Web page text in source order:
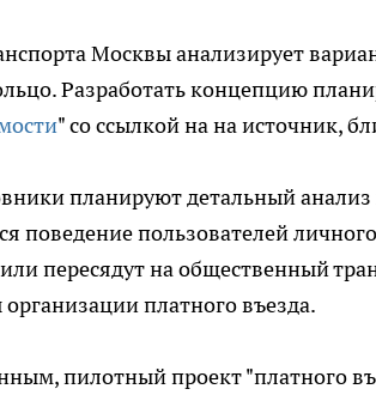
Москвы анализирует
Разработать концепцию
" со ссылкой на на источник,
планируют детальный
поведение пользователей
пересядут на общественный
платного въезда.
пилотный проект "платного